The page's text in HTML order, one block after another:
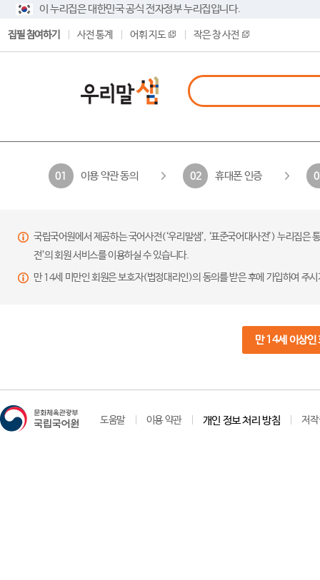
이 누리집은 대한민국 공식 전자정부 누리집입니다.
집필 참여하기 사전 통계 어휘 지도 작은 창 사전
01 이용 약관 동의 02 휴대폰 인증
국립국어원에서 제공하는 국어사전(‘우리말샘’, ‘표준국어대사전’) 누리집
전’의 회원 서비스를 이용하실 수 있습니다.
만 14세 미만인 회원은 보호자(법정대리인)의 동의를 받은 후에 가입하여 주
만 14세 이상인
도움말 이용 약관 개인 정보 처리 방침 저